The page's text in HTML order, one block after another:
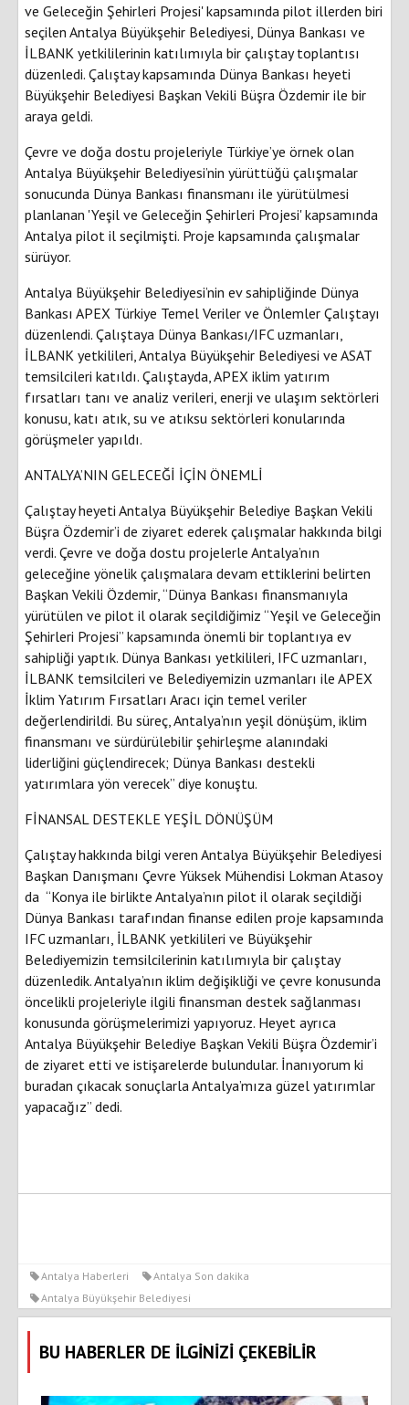
ve Geleceğin Şehirleri Projesi' kapsamında pilot illerden biri
seçilen Antalya Büyükşehir Belediyesi, Dünya Bankası ve
İLBANK yetkililerinin katılımıyla bir çalıştay toplantısı
düzenledi. Çalıştay kapsamında Dünya Bankası heyeti
Büyükşehir Belediyesi Başkan Vekili Büşra Özdemir ile bir
araya geldi.
Çevre ve doğa dostu projeleriyle Türkiye’ye örnek olan
Antalya Büyükşehir Belediyesi’nin yürüttüğü çalışmalar
sonucunda Dünya Bankası finansmanı ile yürütülmesi
planlanan 'Yeşil ve Geleceğin Şehirleri Projesi' kapsamında
Antalya pilot il seçilmişti. Proje kapsamında çalışmalar
sürüyor.
Antalya Büyükşehir Belediyesi’nin ev sahipliğinde Dünya
Bankası APEX Türkiye Temel Veriler ve Önlemler Çalıştayı
düzenlendi. Çalıştaya Dünya Bankası/IFC uzmanları,
İLBANK yetkilileri, Antalya Büyükşehir Belediyesi ve ASAT
temsilcileri katıldı. Çalıştayda, APEX iklim yatırım
fırsatları tanı ve analiz verileri, enerji ve ulaşım sektörleri
konusu, katı atık, su ve atıksu sektörleri konularında
görüşmeler yapıldı.
ANTALYA’NIN GELECEĞİ İÇİN ÖNEMLİ
Çalıştay heyeti Antalya Büyükşehir Belediye Başkan Vekili
Büşra Özdemir’i de ziyaret ederek çalışmalar hakkında bilgi
verdi. Çevre ve doğa dostu projelerle Antalya’nın
geleceğine yönelik çalışmalara devam ettiklerini belirten
Başkan Vekili Özdemir, “Dünya Bankası finansmanıyla
yürütülen ve pilot il olarak seçildiğimiz “Yeşil ve Geleceğin
Şehirleri Projesi” kapsamında önemli bir toplantıya ev
sahipliği yaptık. Dünya Bankası yetkilileri, IFC uzmanları,
İLBANK temsilcileri ve Belediyemizin uzmanları ile APEX
İklim Yatırım Fırsatları Aracı için temel veriler
değerlendirildi. Bu süreç, Antalya’nın yeşil dönüşüm, iklim
finansmanı ve sürdürülebilir şehirleşme alanındaki
liderliğini güçlendirecek; Dünya Bankası destekli
yatırımlara yön verecek” diye konuştu.
FİNANSAL DESTEKLE YEŞİL DÖNÜŞÜM
Çalıştay hakkında bilgi veren Antalya Büyükşehir Belediyesi
Başkan Danışmanı Çevre Yüksek Mühendisi Lokman Atasoy
da “Konya ile birlikte Antalya’nın pilot il olarak seçildiği
Dünya Bankası tarafından finanse edilen proje kapsamında
IFC uzmanları, İLBANK yetkilileri ve Büyükşehir
Belediyemizin temsilcilerinin katılımıyla bir çalıştay
düzenledik. Antalya’nın iklim değişikliği ve çevre konusunda
öncelikli projeleriyle ilgili finansman destek sağlanması
konusunda görüşmelerimizi yapıyoruz. Heyet ayrıca
Antalya Büyükşehir Belediye Başkan Vekili Büşra Özdemir’i
de ziyaret etti ve istişarelerde bulundular. İnanıyorum ki
buradan çıkacak sonuçlarla Antalya’mıza güzel yatırımlar
yapacağız” dedi.
Antalya Haberleri
Antalya Son dakika
Antalya Büyükşehir Belediyesi
BU HABERLER DE İLGİNİZİ ÇEKEBİLİR